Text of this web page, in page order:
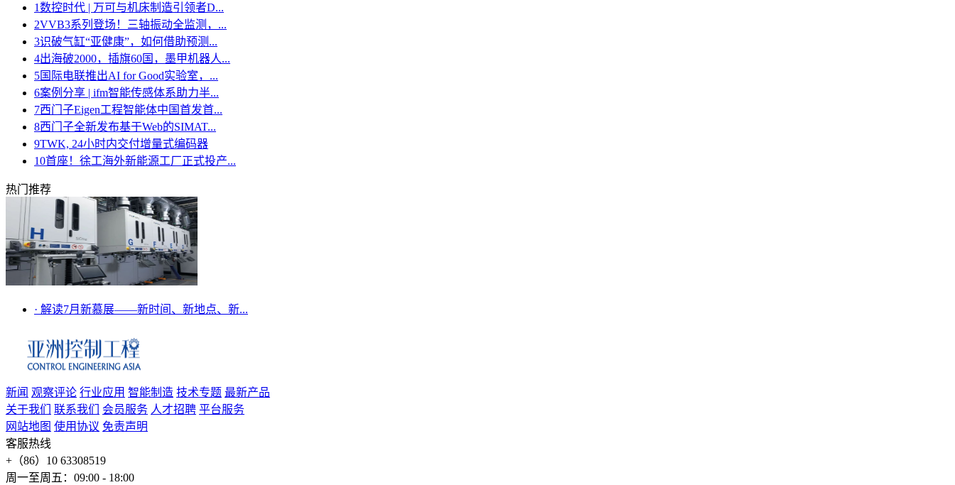
1数控时代 | 万可与机床制造引领者D...
2VVB3系列登场！三轴振动全监测，...
3识破气缸“亚健康”，如何借助预测...
4出海破2000，插旗60国，墨甲机器人...
5国际电联推出AI for Good实验室，...
6案例分享 | ifm智能传感体系助力半...
7西门子Eigen工程智能体中国首发首...
8西门子全新发布基于Web的SIMAT...
9TWK, 24小时内交付增量式编码器
10首座！徐工海外新能源工厂正式投产...
热门推荐
· 解读7月新慕展——新时间、新地点、新...
新闻 观察评论 行业应用 智能制造 技术专题 最新产品
关于我们
联系我们 会员服务 人才招聘 平台服务
网站地图 使用协议 免责声明
客服热线
+（86）10 63308519
周一至周五：09:00 - 18:00